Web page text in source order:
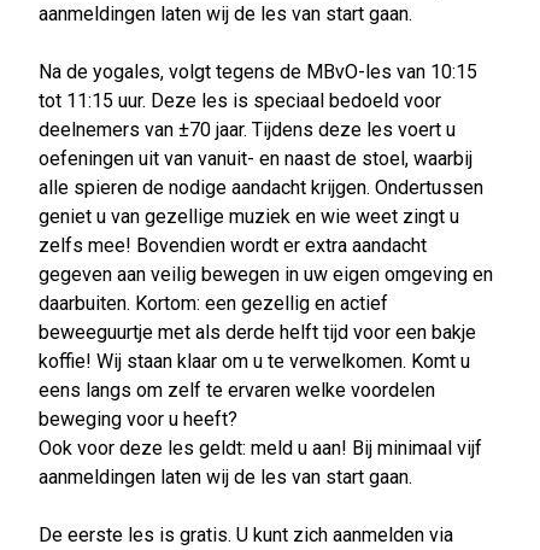
aanmeldingen laten wij de les van start gaan.
Na de yogales, volgt tegens de MBvO-les van 10:15
tot 11:15 uur. Deze les is speciaal bedoeld voor
deelnemers van ±70 jaar. Tijdens deze les voert u
oefeningen uit van vanuit- en naast de stoel, waarbij
alle spieren de nodige aandacht krijgen. Ondertussen
geniet u van gezellige muziek en wie weet zingt u
zelfs mee! Bovendien wordt er extra aandacht
gegeven aan veilig bewegen in uw eigen omgeving en
daarbuiten. Kortom: een gezellig en actief
beweeguurtje met als derde helft tijd voor een bakje
koffie! Wij staan klaar om u te verwelkomen. Komt u
eens langs om zelf te ervaren welke voordelen
beweging voor u heeft?
Ook voor deze les geldt: meld u aan! Bij minimaal vijf
aanmeldingen laten wij de les van start gaan.
De eerste les is gratis. U kunt zich aanmelden via